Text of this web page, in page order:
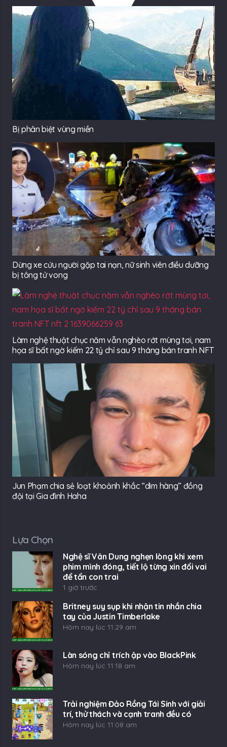
Bị phân biệt vùng miền
Dừng xe cứu người gặp tai nạn, nữ sinh viên điều dưỡng
bị tông tử vong
Làm nghệ thuật chục năm vẫn nghèo rớt mùng tơi, nam
họa sĩ bất ngờ kiếm 22 tỷ chỉ sau 9 tháng bán tranh NFT
Jun Phạm chia sẻ loạt khoảnh khắc “dìm hàng” đồng
đội tại Gia đình Haha
Lựa Chọn
Nghệ sĩ Vân Dung nghẹn lòng khi xem
phim mình đóng, tiết lộ từng xin đổi vai
để tẩn con trai
1 giờ trước
Britney suy sụp khi nhận tin nhắn chia
tay của Justin Timberlake
Hôm nay lúc 11:29 am
Làn sóng chỉ trích ập vào BlackPink
Hôm nay lúc 11:18 am
Trải nghiệm Đảo Rồng Tái Sinh với giải
trí, thử thách và cạnh tranh đều có
Hôm nay lúc 11:08 am